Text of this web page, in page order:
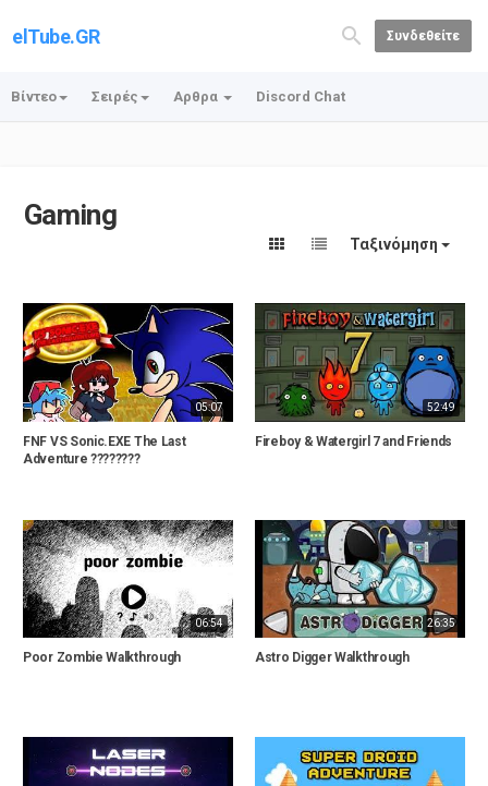
elTube.GR Συνδεθείτε
Βίντεο Σειρές Αρθρα Discord Chat
Gaming
Ταξινόμηση
05:07
FNF VS Sonic.EXE The Last
Adventure ????️????
52:49
Fireboy & Watergirl 7 and Friends
06:54
Poor Zombie Walkthrough
26:35
Astro Digger Walkthrough